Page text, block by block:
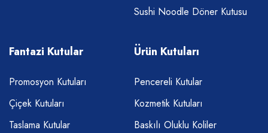
Sushi Noodle Döner Kutusu
Fantazi Kutular
Promosyon Kutuları
Çiçek Kutuları
Taslama Kutular
Ürün Kutuları
Pencereli Kutular
Kozmetik Kutuları
Baskılı Oluklu Koliler